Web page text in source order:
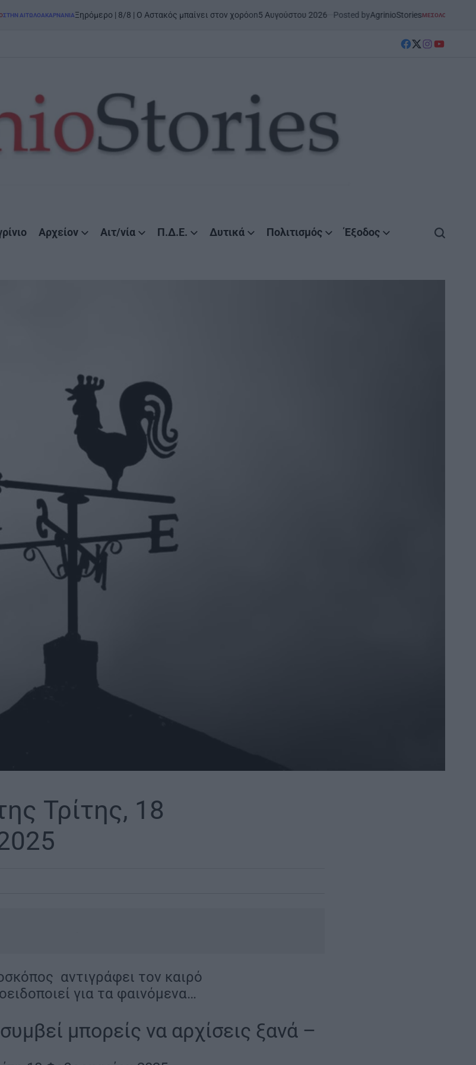
Ξηρόμερο | 8/8 | Ο Αστακός μπαίνει στον χορόon5 Αυγούστου 2026 Posted byAgrinioStoriesPOSTED
ΜΕΣΟΛΌΓΓΙΣΤΗΝ
facebook
Twitter
instagram
YouTube
Αρχείον Αιτ/νία Π.Δ.Ε. Δυτικά Πολιτισμός Έξοδος
Τρίτης, 18
αντιγράφει τον καιρό
για τα φαινόμενα…
μπορείς να αρχίσεις ξανά –